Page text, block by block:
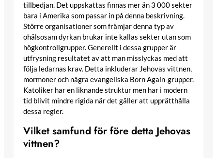
tillbedjan. Det uppskattas finnas mer än 3 000 sekter
bara i Amerika som passar in på denna beskrivning.
Större organisationer som främjar denna typ av
ohälsosam dyrkan brukar inte kallas sekter utan som
högkontrollgrupper. Generellt i dessa grupper är
utfrysning resultatet av att man misslyckas med att
följa ledarnas krav. Detta inkluderar Jehovas vittnen,
mormoner och några evangeliska Born Again-grupper.
Katoliker har en liknande struktur men har i modern
tid blivit mindre rigida när det gäller att upprätthålla
dessa regler.
Vilket samfund för före detta Jehovas
vittnen?